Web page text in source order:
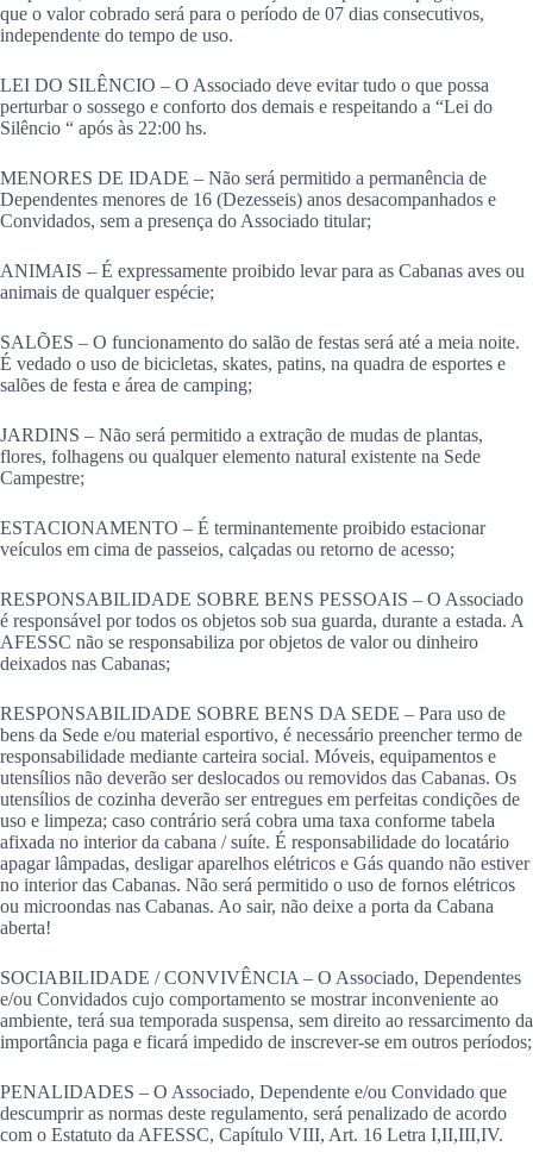
que o valor cobrado será para o período de 07 dias consecutivos,
independente do tempo de uso.
LEI DO SILÊNCIO – O Associado deve evitar tudo o que possa
perturbar o sossego e conforto dos demais e respeitando a “Lei do
Silêncio “ após às 22:00 hs.
MENORES DE IDADE – Não será permitido a permanência de
Dependentes menores de 16 (Dezesseis) anos desacompanhados e
Convidados, sem a presença do Associado titular;
ANIMAIS – É expressamente proibido levar para as Cabanas aves ou
animais de qualquer espécie;
SALÕES – O funcionamento do salão de festas será até a meia noite.
É vedado o uso de bicicletas, skates, patins, na quadra de esportes e
salões de festa e área de camping;
JARDINS – Não será permitido a extração de mudas de plantas,
flores, folhagens ou qualquer elemento natural existente na Sede
Campestre;
ESTACIONAMENTO – É terminantemente proibido estacionar
veículos em cima de passeios, calçadas ou retorno de acesso;
RESPONSABILIDADE SOBRE BENS PESSOAIS – O Associado
é responsável por todos os objetos sob sua guarda, durante a estada. A
AFESSC não se responsabiliza por objetos de valor ou dinheiro
deixados nas Cabanas;
RESPONSABILIDADE SOBRE BENS DA SEDE – Para uso de
bens da Sede e/ou material esportivo, é necessário preencher termo de
responsabilidade mediante carteira social. Móveis, equipamentos e
utensílios não deverão ser deslocados ou removidos das Cabanas. Os
utensílios de cozinha deverão ser entregues em perfeitas condições de
uso e limpeza; caso contrário será cobra uma taxa conforme tabela
afixada no interior da cabana / suíte. É responsabilidade do locatário
apagar lâmpadas, desligar aparelhos elétricos e Gás quando não estiver
no interior das Cabanas. Não será permitido o uso de fornos elétricos
ou microondas nas Cabanas. Ao sair, não deixe a porta da Cabana
aberta!
SOCIABILIDADE / CONVIVÊNCIA – O Associado, Dependentes
e/ou Convidados cujo comportamento se mostrar inconveniente ao
ambiente, terá sua temporada suspensa, sem direito ao ressarcimento da
importância paga e ficará impedido de inscrever-se em outros períodos;
PENALIDADES – O Associado, Dependente e/ou Convidado que
descumprir as normas deste regulamento, será penalizado de acordo
com o Estatuto da AFESSC, Capítulo VIII, Art. 16 Letra I,II,III,IV.